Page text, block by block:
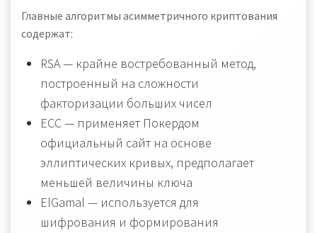
Главные алгоритмы асимметричного криптования
содержат:
RSA — крайне востребованный метод,
построенный на сложности
факторизации больших чисел
ECC — применяет Покердом
официальный сайт на основе
эллиптических кривых, предполагает
меньшей величины ключа
ElGamal — используется для
шифрования и формирования